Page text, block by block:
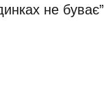
не буває”